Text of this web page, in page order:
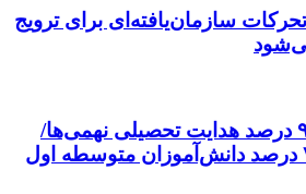
سازمان‌یافته‌ای برای ترویج
صدور بیش از ۹۰ درصد هدایت تحصیلی نهمی‌ها/